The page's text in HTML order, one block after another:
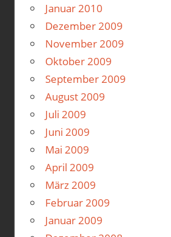
Januar 2010
Dezember 2009
November 2009
Oktober 2009
September 2009
August 2009
Juli 2009
Juni 2009
Mai 2009
April 2009
März 2009
Februar 2009
Januar 2009